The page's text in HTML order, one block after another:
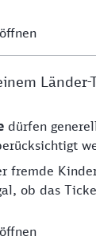
dürfen
fremde
ob das